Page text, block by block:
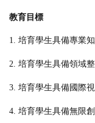
教育目標
1. 培育學生具備專業
2. 培育學生具備領域
3. 培育學生具備國際
4. 培育學生具備無限